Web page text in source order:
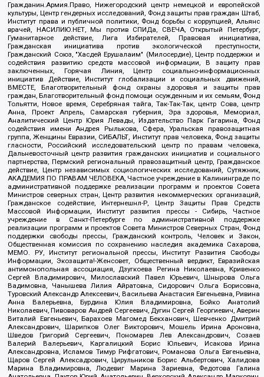
Гражданин.Армия.Право, Нижегородский центр немецкой и европейской
культуры, Центр гендерных исследований, Фонд защиты прав граждан Штаб,
Институт права и публичной политики, Фонд борьбы с коррупцией, Альянс
врачей, НАСИЛИЮ.НЕТ, Мы против СПИДа, СВЕЧА, Открытый Петербург,
Гуманитарное действие, Лига Избирателей, Правовая инициатива,
Гражданская инициатива против экологической преступности,
Гражданский Союз, "Хасдей Ерушалаим" (Милосердие), Центр поддержки и
содействия развитию средств массовой информации, В защиту прав
заключенных, Горячая Линия, Центр социально-информационных
инициатив Действие, Институт глобализации и социальных движений,
ВМЕСТЕ, Благотворительный фонд охраны здоровья и защиты прав
граждан, Благотворительный фонд помощи осужденным и их семьям, Фонд
Тольятти, Новое время, Серебряная тайга, Так-Так-Так, центр Сова, центр
Анна, Проект Апрель, Самарская губерния, Эра здоровья, Мемориал,
Аналитический Центр Юрия Левады, Издательство Парк Гагарина, Фонд
содействия имени Андрея Рылькова, Сфера, Уральская правозащитная
группа, Женщины Евразии, СИБАЛЬТ, Институт прав человека, Фонд защиты
гласности, Российский исследовательский центр по правам человека,
Дальневосточный центр развития гражданских инициатив и социального
партнерства, Пермский региональный правозащитный центр, Гражданское
действие, Центр независимых социологических исследований, Сутяжник,
АКАДЕМИЯ ПО ПРАВАМ ЧЕЛОВЕКА, Частное учреждение в Калининграде по
административной поддержке реализации программ и проектов Совета
Министров северных стран, Центр развития некоммерческих организаций,
Гражданское содействие, Интернешнл-Р, Центр Защиты Прав Средств
Массовой Информации, Институт развития прессы - Сибирь, Частное
учреждение в Санкт-Петербурге по административной поддержке
реализации программ и проектов Совета Министров Северных Стран, Фонд
поддержки свободы прессы, Гражданский контроль, Человек и Закон,
Общественная комиссия по сохранению наследия академика Сахарова,
МЕМО. РУ, Институт региональной прессы, Институт Развития Свободы
Информации, Экозащита!-Женсовет, Общественный вердикт, Евразийская
антимонопольная ассоциация, Дзугкоева Регина Николаевна, Кривенко
Сергей Владимирович, Милославский Павел Юрьевич, Шнырова Ольга
Вадимовна, Чанышева Лилия Айратовна, Сидорович Ольга Борисовна,
Туровский Александр Алексеевич, Васильева Анастасия Евгеньевна, Ривина
Анна Валерьевна, Бурдина Юлия Владимировна, Бойко Анатолий
Николаевич, Пивоваров Андрей Сергеевич, Дугин Сергей Георгиевич, Аверин
Виталий Евгеньевич, Барахоев Магомед Бекханович, Шевченко Дмитрий
Александрович, Шарипков Олег Викторович, Мошель Ирина Ароновна,
Шведов Григорий Сергеевич, Пономарев Лев Александрович, Созаев
Валерий Валерьевич, Каргалицкий Борис Юльевич, Исакова Ирина
Александровна, Исламов Тимур Рифгатович, Романова Ольга Евгеньевна,
Щаров Сергей Алексадрович, Цирульников Борис Альбертович, Халидова
Марина Владимировна, Людевиг Марина Зариевна, Федотова Галина